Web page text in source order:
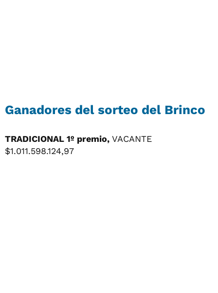
Ganadores del sorteo del Brinco
TRADICIONAL 1º premio, VACANTE
$1.011.598.124,97